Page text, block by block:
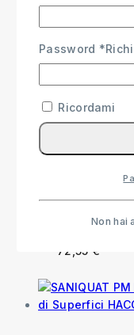
Anfosan
Pavimenti e
15,99€
72,55 €
Password *
Ricordami
Non hai